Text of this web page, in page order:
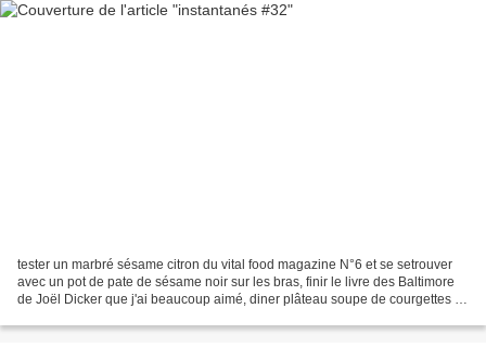
tester un marbré sésame citron du vital food magazine N°6 et se setrouver
avec un pot de pate de sésame noir sur les bras, finir le livre des Baltimore
de Joël Dicker que j'ai beaucoup aimé, diner plâteau soupe de courgettes et